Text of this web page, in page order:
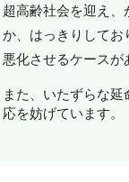
超高齢社会を迎え
か、はっきりしてお
悪化させるケースが
また、いたずらな
応を妨げています。